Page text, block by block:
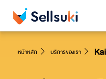
หน้าหลัก บริการของเรา